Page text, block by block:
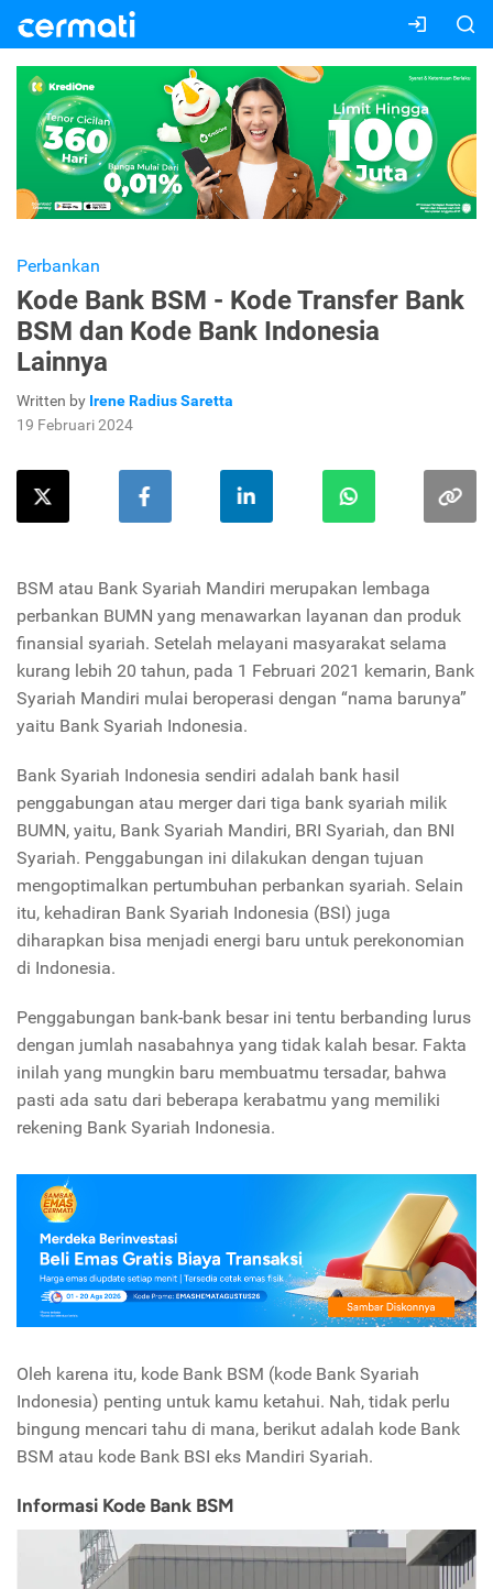
Perbankan
Kode Bank BSM - Kode Transfer Bank
BSM dan Kode Bank Indonesia
Lainnya
Written by Irene Radius Saretta
19 Februari 2024
BSM atau Bank Syariah Mandiri merupakan lembaga
perbankan BUMN yang menawarkan layanan dan produk
finansial syariah. Setelah melayani masyarakat selama
kurang lebih 20 tahun, pada 1 Februari 2021 kemarin, Bank
Syariah Mandiri mulai beroperasi dengan “nama barunya”
yaitu Bank Syariah Indonesia.
Bank Syariah Indonesia sendiri adalah bank hasil
penggabungan atau merger dari tiga bank syariah milik
BUMN, yaitu, Bank Syariah Mandiri, BRI Syariah, dan BNI
Syariah. Penggabungan ini dilakukan dengan tujuan
mengoptimalkan pertumbuhan perbankan syariah. Selain
itu, kehadiran Bank Syariah Indonesia (BSI) juga
diharapkan bisa menjadi energi baru untuk perekonomian
di Indonesia.
Penggabungan bank-bank besar ini tentu berbanding lurus
dengan jumlah nasabahnya yang tidak kalah besar. Fakta
inilah yang mungkin baru membuatmu tersadar, bahwa
pasti ada satu dari beberapa kerabatmu yang memiliki
rekening Bank Syariah Indonesia.
Oleh karena itu, kode Bank BSM (kode Bank Syariah
Indonesia) penting untuk kamu ketahui. Nah, tidak perlu
bingung mencari tahu di mana, berikut adalah kode Bank
BSM atau kode Bank BSI eks Mandiri Syariah.
Informasi Kode Bank BSM